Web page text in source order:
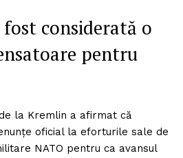
considerată o
pentru
la Kremlin a afirmat că
oficial la eforturile sale de
NATO pentru ca avansul